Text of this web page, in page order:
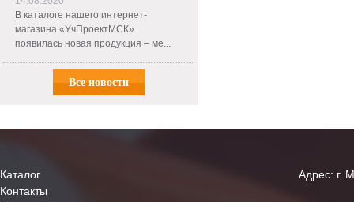
В каталоге нашего интернет-
магазина «УчПроектМСК»
появилась новая продукция – ме...
Все новости
Каталог
Контакты
Адрес: г.